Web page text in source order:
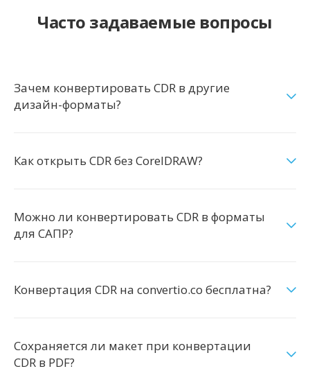
Часто задаваемые вопросы
Зачем конвертировать CDR в другие
дизайн-форматы?
Как открыть CDR без CorelDRAW?
Можно ли конвертировать CDR в форматы
для САПР?
Конвертация CDR на convertio.co бесплатна?
Сохраняется ли макет при конвертации
CDR в PDF?